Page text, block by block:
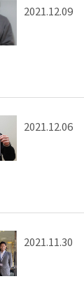
2021.12.09
2021.12.06
2021.11.30